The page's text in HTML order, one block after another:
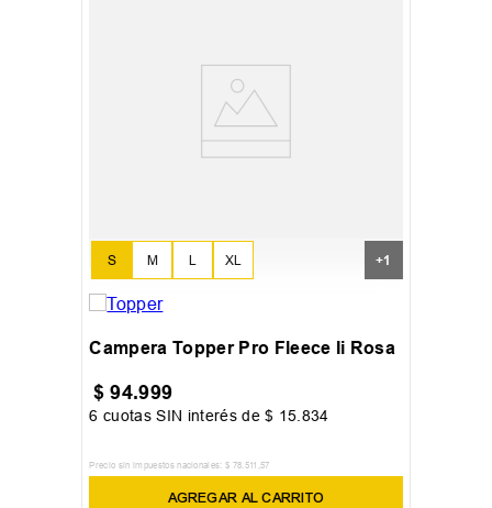
S L
M XL +1
Campera Topper Pro Fleece Ii Rosa
$ 94.999
6 cuotas SIN interés de$ 15.834
Precio sin impuestos nacionales: $ 78.511 ,57
AGREGAR AL CARRITO